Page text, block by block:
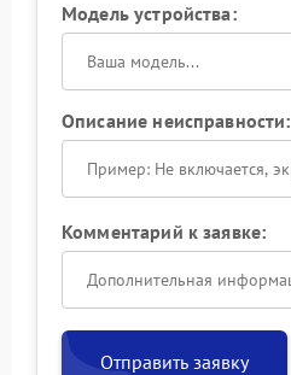
Модель устройства:
Описание неисправности:
Комментарий к заявке:
Отправить заявку